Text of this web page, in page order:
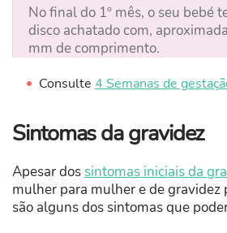
No final do 1º mês, o seu bebé
disco achatado com,
mm de comprimento.
Consulte 4 Semanas de
Sintomas da gravidez
Apesar dos sintomas iniciais da
mulher para mulher e de gravidez
são alguns dos sintomas que